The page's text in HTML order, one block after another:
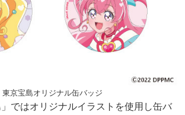
東京宝島オリジナル缶バッジ
ではオリジナルイラストを使用し缶バ